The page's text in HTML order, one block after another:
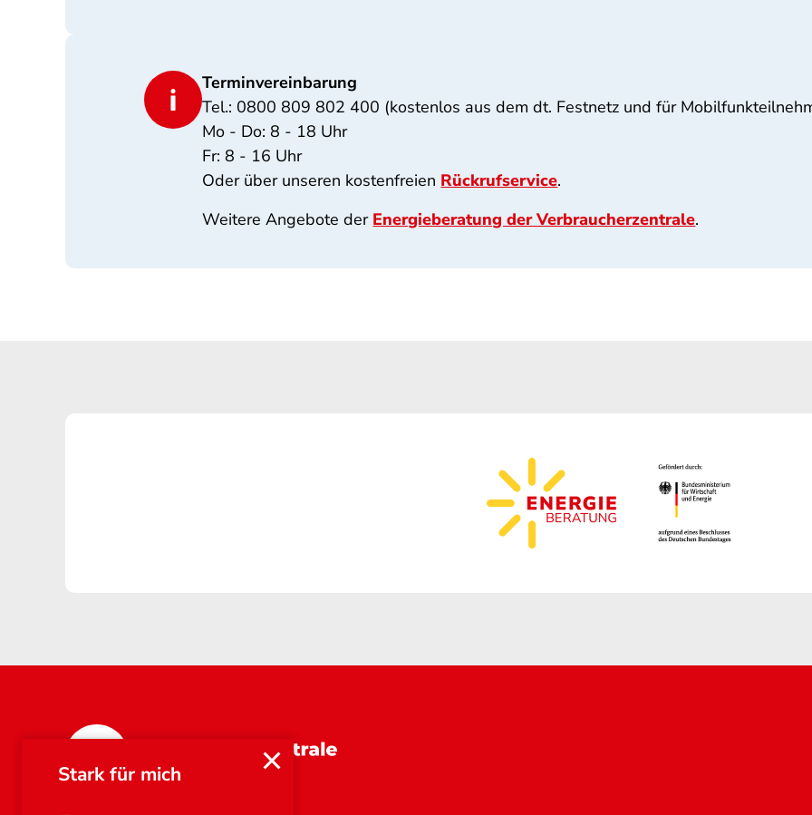
Stark für mich
Terminvereinbarung
Tel.: 0800 809 802 400 (kostenlos aus dem dt. Festnetz und für
Mo - Do: 8 - 18 Uhr
Fr: 8 - 16 Uhr
Oder über unseren kostenfreien Rückrufservice.
Weitere Angebote der Energieberatung der Verbraucherzentrale.
Bayern